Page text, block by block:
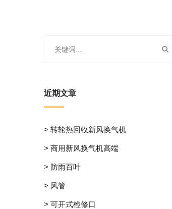
近期文章
> 转轮热回收新风换气机
> 商用新风换气机高端
> 防雨百叶
> 风管
> 可开式检修口